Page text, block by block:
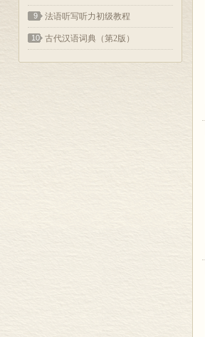
9 法语听写听力初级教程
10 古代汉语词典（第2版）